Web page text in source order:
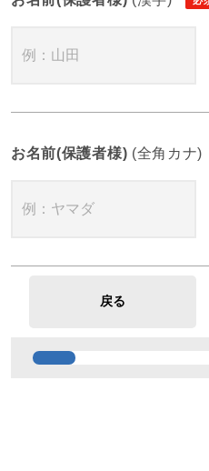
お名前(保護者様) (全角カナ)